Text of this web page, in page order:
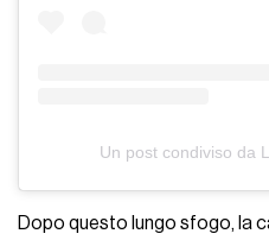
Un post condiviso da
Dopo questo lungo sfogo, la